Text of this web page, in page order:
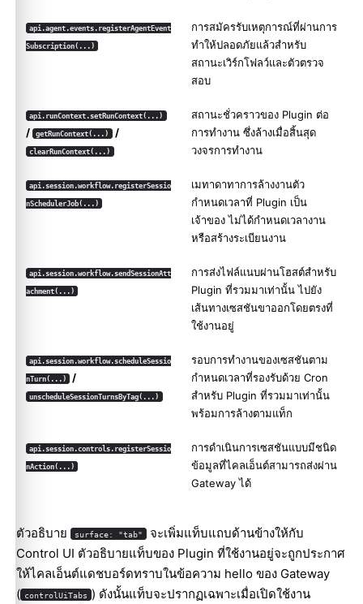
api.agent.events.registerAgentEvent
Subscription(...)
การสมัครรับเหตุการณ์ที่ผ่านการ
ทำให้ปลอดภัยแล้วสำหรับ
สถานะเวิร์กโฟลว์และตัวตรวจ
สอบ
api.runContext.setRunContext(...)
/ getRunContext(...) /
clearRunContext(...)
สถานะชั่วคราวของ Plugin ต่อ
การทำงาน ซึ่งล้างเมื่อสิ้นสุด
วงจรการทำงาน
api.session.workflow.registerSessio
nSchedulerJob(...)
เมทาดาทาการล้างงานตัว
กำหนดเวลาที่ Plugin เป็น
เจ้าของ ไม่ได้กำหนดเวลางาน
หรือสร้างระเบียนงาน
api.session.workflow.sendSessionAtt
achment(...)
การส่งไฟล์แนบผ่านโฮสต์สำหรับ
Plugin ที่รวมมาเท่านั้น ไปยัง
เส้นทางเซสชันขาออกโดยตรงที่
ใช้งานอยู่
api.session.workflow.scheduleSessio
nTurn(...) /
unscheduleSessionTurnsByTag(...)
รอบการทำงานของเซสชันตาม
กำหนดเวลาที่รองรับด้วย Cron
สำหรับ Plugin ที่รวมมาเท่านั้น
พร้อมการล้างตามแท็ก
api.session.controls.registerSessio
nAction(...)
การดำเนินการเซสชันแบบมีชนิด
ข้อมูลที่ไคลเอ็นต์สามารถส่งผ่าน
Gateway ได้
ตัวอธิบาย surface: "tab" จะเพิ่มแท็บแถบด้านข้างให้กับ
Control UI ตัวอธิบายแท็บของ Plugin ที่ใช้งานอยู่จะถูกประกาศ
ให้ไคลเอ็นต์แดชบอร์ดทราบในข้อความ hello ของ Gateway
( controlUiTabs ) ดังนั้นแท็บจะปรากฏเฉพาะเมื่อเปิดใช้งาน